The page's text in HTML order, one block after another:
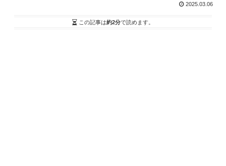
2025.03.06
この記事は約2分で読めます。